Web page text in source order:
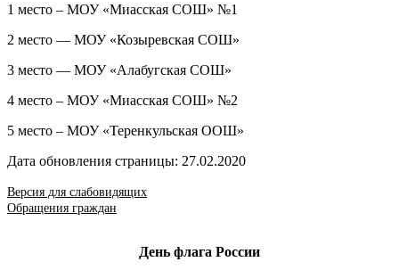
1 место – МОУ «Миасская СОШ» №1
2 место — МОУ «Козыревская СОШ»
3 место — МОУ «Алабугская СОШ»
4 место – МОУ «Миасская СОШ» №2
5 место – МОУ «Теренкульская ООШ»
Дата обновления страницы: 27.02.2020
Версия для слабовидящих
Обращения граждан
День флага России